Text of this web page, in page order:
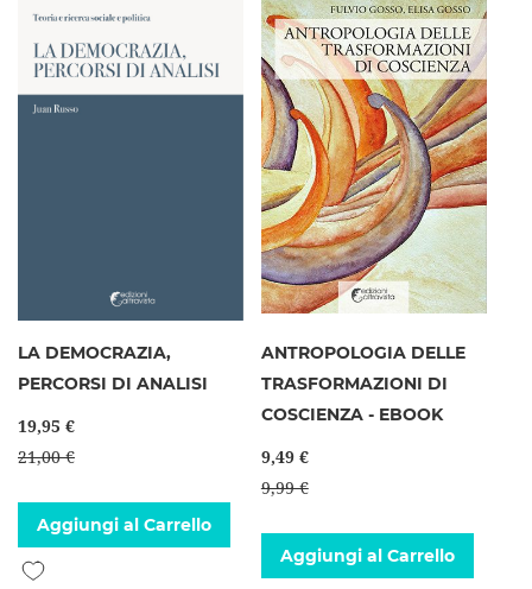
LA DEMOCRAZIA,
PERCORSI DI ANALISI
19,95 €
21,00 €
Aggiungi al Carrello
Aggiungi alla lista desideri
ANTROPOLOGIA DELLE
TRASFORMAZIONI DI
COSCIENZA - EBOOK
9,49 €
9,99 €
Aggiungi al Carrello